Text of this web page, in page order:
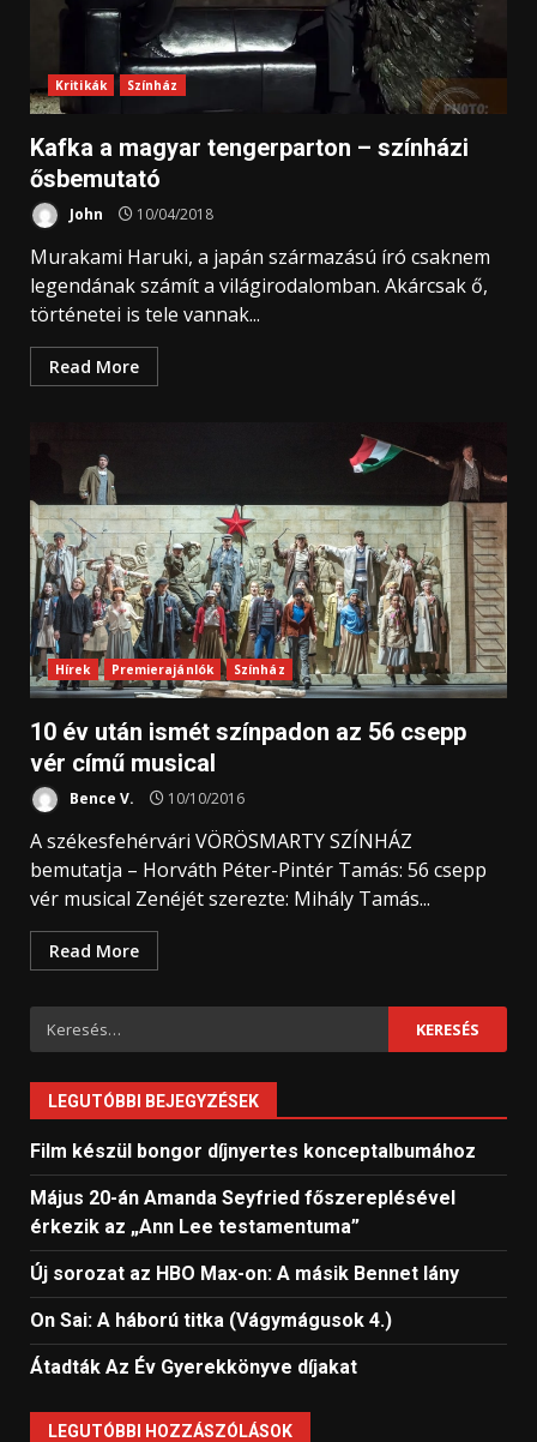
Kritikák Színház
Kafka a magyar tengerparton – színházi
ősbemutató
John 10/04/2018
Murakami Haruki, a japán származású író csaknem
legendának számít a világirodalomban. Akárcsak ő,
történetei is tele vannak...
Read More
Hírek Premierajánlók Színház
10 év után ismét színpadon az 56 csepp
vér című musical
Bence V. 10/10/2016
A székesfehérvári VÖRÖSMARTY SZÍNHÁZ
bemutatja – Horváth Péter-Pintér Tamás: 56 csepp
vér musical Zenéjét szerezte: Mihály Tamás...
Read More
Keresés:
LEGUTÓBBI BEJEGYZÉSEK
Film készül bongor díjnyertes konceptalbumához
Május 20-án Amanda Seyfried főszereplésével
érkezik az „Ann Lee testamentuma”
Új sorozat az HBO Max-on: A másik Bennet lány
On Sai: A ​háború titka (Vágymágusok 4.)
Átadták Az Év Gyerekkönyve díjakat
LEGUTÓBBI HOZZÁSZÓLÁSOK